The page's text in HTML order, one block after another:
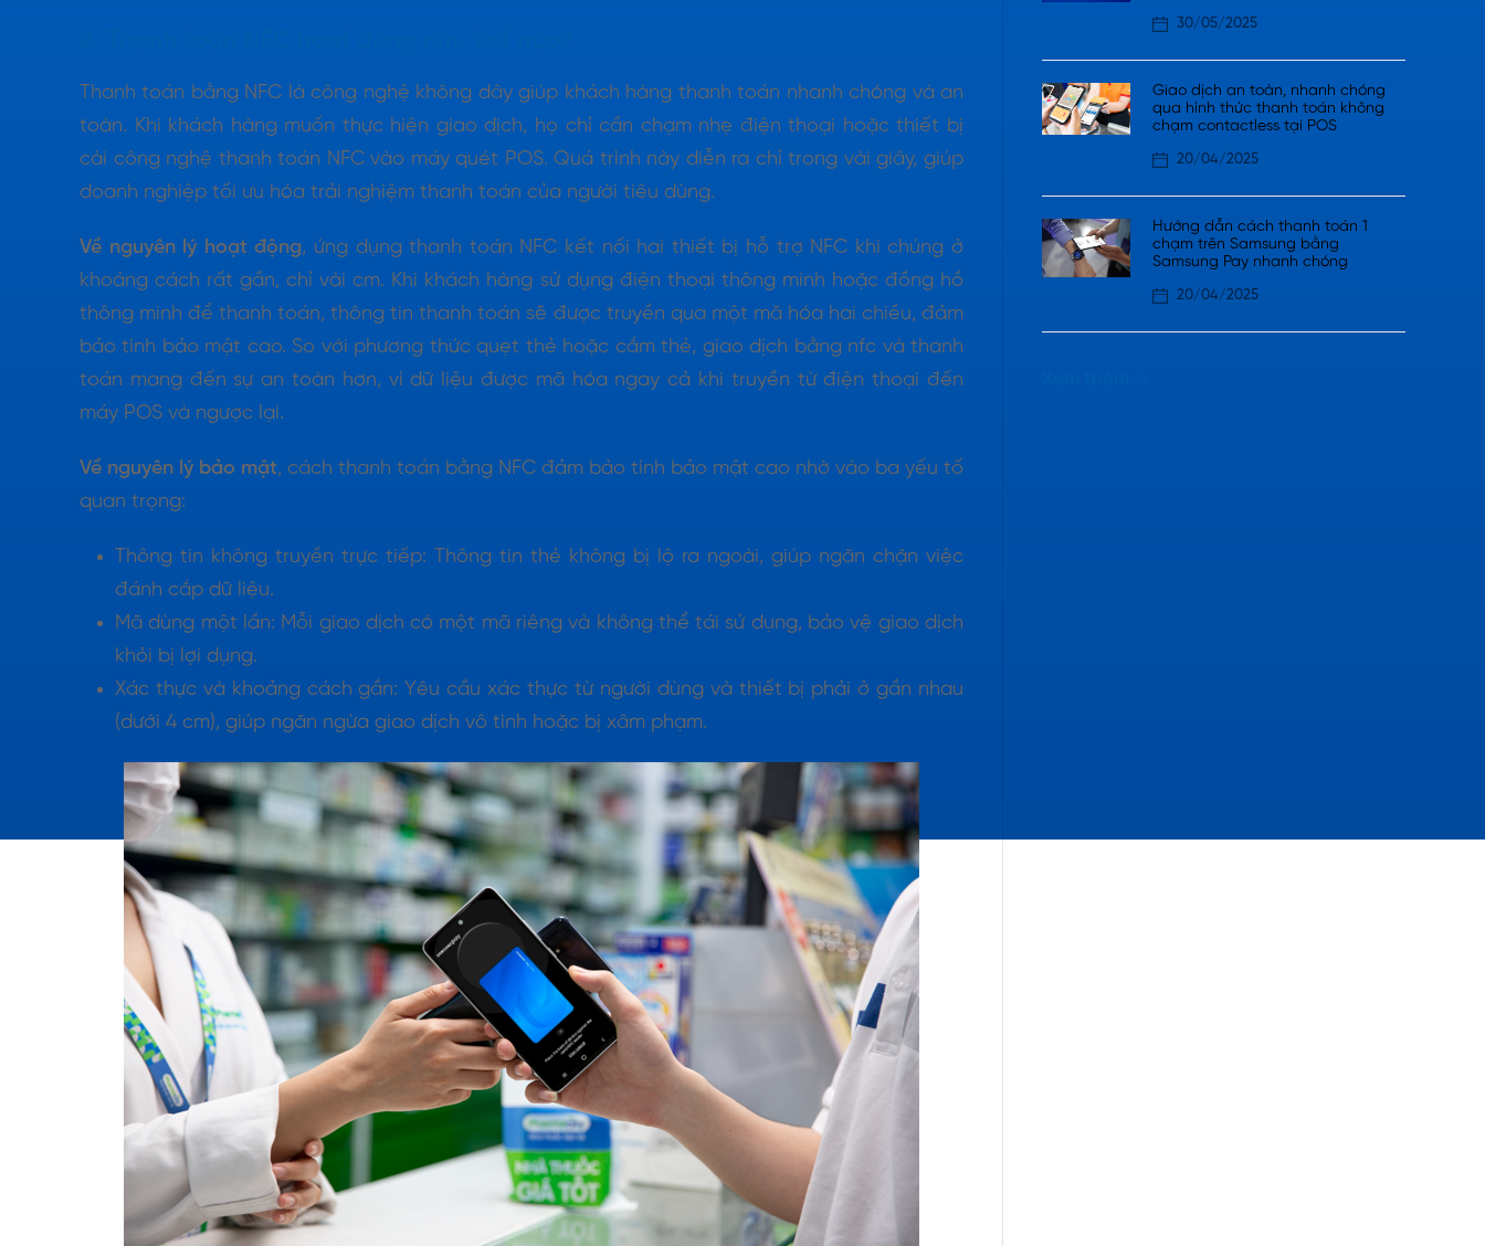
Thanh toán bằng NFC là công nghệ không dây giúp khách hàng thanh toán nhanh chóng và an
toàn. Khi khách hàng muốn thực hiện giao dịch, họ chỉ cần chạm nhẹ điện thoại hoặc thiết bị
cài công nghệ thanh toán NFC vào máy quét POS. Quá trình này diễn ra chỉ trong vài giây, giúp
doanh nghiệp tối ưu hóa trải nghiệm thanh toán của người tiêu dùng.
Về nguyên lý hoạt động, ứng dụng thanh toán NFC kết nối hai thiết bị hỗ trợ NFC khi chúng ở
khoảng cách rất gần, chỉ vài cm. Khi khách hàng sử dụng điện thoại thông minh hoặc đồng hồ
thông minh để thanh toán, thông tin thanh toán sẽ được truyền qua một mã hóa hai chiều, đảm
bảo tính bảo mật cao. So với phương thức quẹt thẻ hoặc cắm thẻ, giao dịch bằng nfc và thanh
toán mang đến sự an toàn hơn, vì dữ liệu được mã hóa ngay cả khi truyền từ điện thoại đến
máy POS và ngược lại.
Về nguyên lý bảo mật, cách thanh toán bằng NFC đảm bảo tính bảo mật cao nhờ vào ba yếu tố
quan trọng:
Thông tin không truyền trực tiếp: Thông tin thẻ không bị lộ ra ngoài, giúp ngăn chặn việc
đánh cắp dữ liệu.
Mã dùng một lần: Mỗi giao dịch có một mã riêng và không thể tái sử dụng, bảo vệ giao dịch
khỏi bị lợi dụng.
Xác thực và khoảng cách gần: Yêu cầu xác thực từ người dùng và thiết bị phải ở gần nhau
(dưới 4 cm), giúp ngăn ngừa giao dịch vô tình hoặc bị xâm phạm.
30/05/2025
Giao dịch an toàn, nhanh chóng
qua hình thức thanh toán không
chạm contactless tại POS
20/04/2025
Hướng dẫn cách thanh toán 1
chạm trên Samsung bằng
Samsung Pay nhanh chóng
20/04/2025